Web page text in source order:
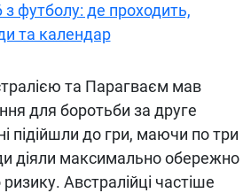
футболу: де проходить,
та календар
та Парагваєм мав
для боротьби за друге
підійшли до гри, маючи по три
діяли максимально обережно
Австралійці частіше